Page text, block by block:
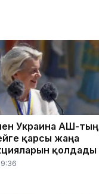
Украина АҚШ-тың
қарсы жаңа
қолдады